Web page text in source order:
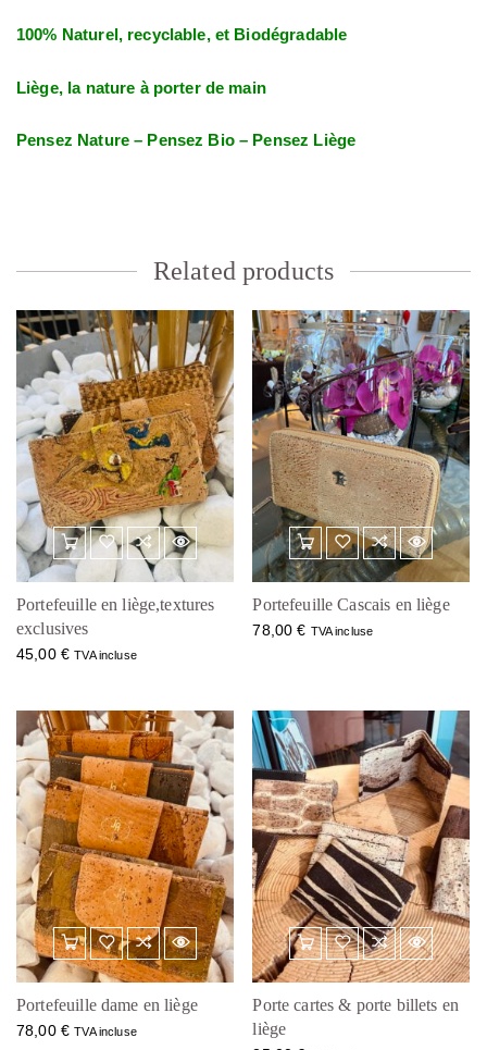
100% Naturel, recyclable, et Biodégradable
Liège, la nature à porter de main
Pensez Nature – Pensez Bio – Pensez Liège
Related products
Portefeuille en liège,textures
exclusives
45,00 € TVA incluse
Portefeuille Cascais en liège
78,00€ TVA incluse
Portefeuille dame en liège
78,00 € TVA incluse
Porte cartes & porte billets en
liège